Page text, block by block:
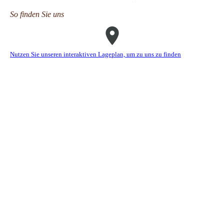
So finden Sie uns
Nutzen Sie unseren interaktiven La­ge­plan, um zu uns zu finden